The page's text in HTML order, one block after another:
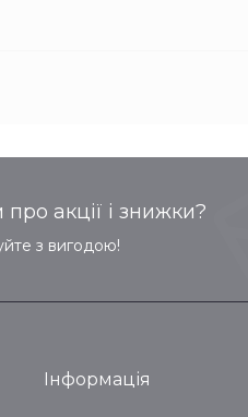
акції і знижки?
з вигодою!
Інформація